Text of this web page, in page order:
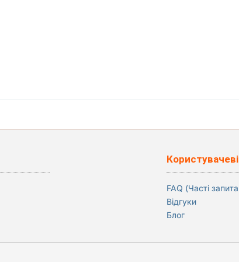
Користувачеві
FAQ (Часті
Відгуки
Блог